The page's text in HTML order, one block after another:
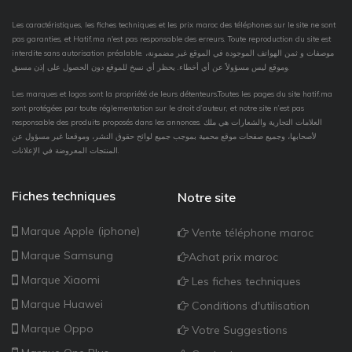
Les caractéristiques, les fiches techniques et les prix maroc des téléphones sur le site ne sont
pas garanties, et Hatif.ma n'est pas responsable des erreurs. Toute reproduction du site est
interdite sans autorisation préalable. موصفات و ثمن الهواتف الموجودة في الموقع غير مضمونة،
Les marques et logos sont la propriété de leurs détenteurs.Toutes les pages du site hatif.ma
sont protégées par toute réglementation sur le droit d’auteur, et notre site n’est pas
responsable des produits proposés dans les annonces. العلامات التجارية والشعارات هي ملك
لأصحابها، وجميع صفحات موقع محمية بموجب جميع لوائح حقوق النشر، وموقعنا غير مسؤول عن
Fiches techniques
Marque Apple (iphone)
Marque Samsung
Marque Xiaomi
Marque Huawei
Marque Oppo
Notre site
Vente téléphone maroc
Achat prix maroc
Les fiches techniques
Conditions d'utilisation
Votre Suggestions